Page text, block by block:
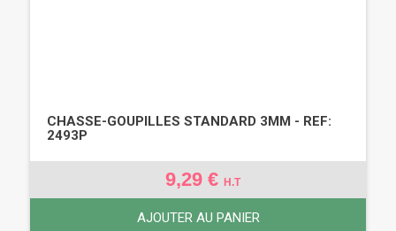
CHASSE-GOUPILLES STANDARD 3MM - REF:
2493P
9,29 € H.T
AJOUTER AU PANIER